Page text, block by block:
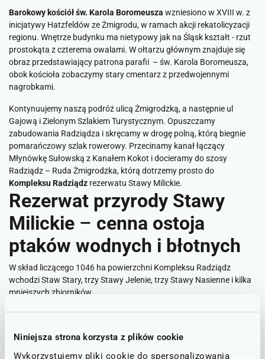
Niniejsza strona korzysta z plików cookie
Wykorzystujemy pliki cookie do spersonalizowania
Barokowy kościół św. Karola Boromeusza wzniesiono w XVIII w. z
inicjatywy Hatzfeldów ze Żmigrodu, w ramach akcji rekatolicyzacji
regionu. Wnętrze budynku ma nietypowy jak na Śląsk kształt - rzut
prostokąta z czterema owalami. W ołtarzu głównym znajduje się
obraz przedstawiający patrona parafii – św. Karola Boromeusza,
obok kościoła zobaczymy stary cmentarz z przedwojennymi
nagrobkami.
Kontynuujemy naszą podróż ulicą Żmigrodzką, a następnie ul
Gajową i Zielonym Szlakiem Turystycznym. Opuszczamy
zabudowania Radziądza i skręcamy w drogę polną, którą biegnie
pomarańczowy szlak rowerowy. Przecinamy kanał łączący
Młynówkę Sułowską z Kanałem Kokot i docieramy do szosy
Radziądz – Ruda Żmigrodzka, którą dotrzemy prosto do
Kompleksu Radziądz rezerwatu Stawy Milickie.
Rezerwat przyrody Stawy
Milickie – cenna ostoja
ptaków wodnych i błotnych
W skład liczącego 1046 ha powierzchni Kompleksu Radziądz
wchodzi Staw Stary, trzy Stawy Jelenie, trzy Stawy Nasienne i kilka
mniejszych zbiorników.
Po prawej stronie widzimy największy i będący jednym z
300 ha powierzchni. Stanowi on obszar lęgowy wielu rzadkich
gatunków ptaków, jak i jest miejscem życia licznych gatunków